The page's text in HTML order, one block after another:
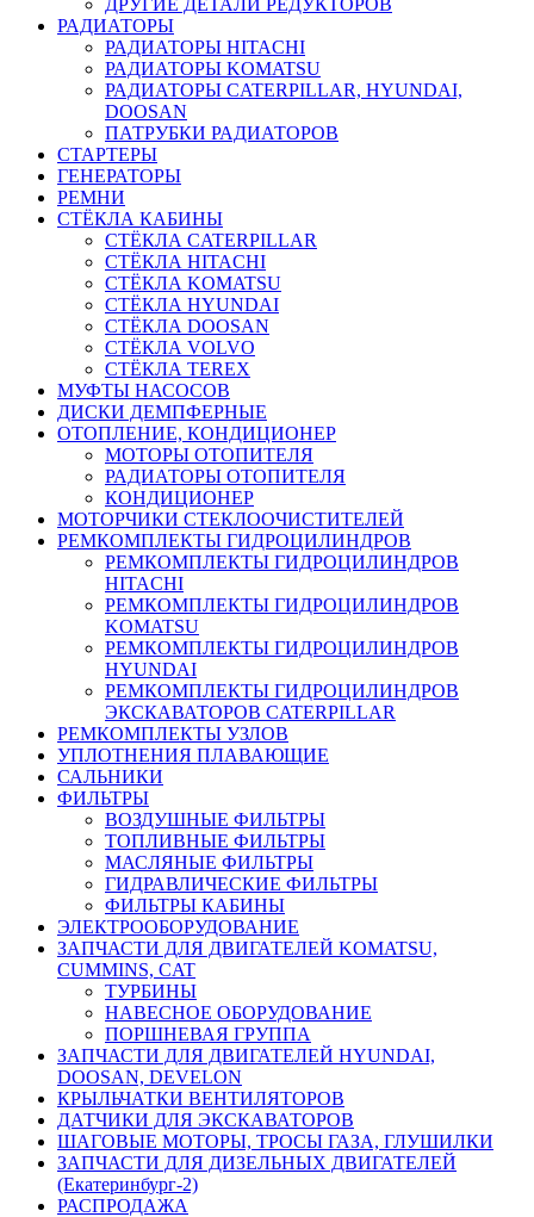
РАДИАТОРЫ
РАДИАТОРЫ HITACHI
РАДИАТОРЫ KOMATSU
РАДИАТОРЫ CATERPILLAR, HYUNDAI,
DOOSAN
ПАТРУБКИ РАДИАТОРОВ
СТАРТЕРЫ
ГЕНЕРАТОРЫ
РЕМНИ
СТЁКЛА КАБИНЫ
СТЁКЛА CATERPILLAR
СТЁКЛА HITACHI
СТЁКЛА KOMATSU
СТЁКЛА HYUNDAI
СТЁКЛА DOOSAN
СТЁКЛА VOLVO
СТЁКЛА TEREX
МУФТЫ НАСОСОВ
ДИСКИ ДЕМПФЕРНЫЕ
ОТОПЛЕНИЕ, КОНДИЦИОНЕР
МОТОРЫ ОТОПИТЕЛЯ
РАДИАТОРЫ ОТОПИТЕЛЯ
КОНДИЦИОНЕР
МОТОРЧИКИ СТЕКЛООЧИСТИТЕЛЕЙ
РЕМКОМПЛЕКТЫ ГИДРОЦИЛИНДРОВ
РЕМКОМПЛЕКТЫ ГИДРОЦИЛИНДРОВ
HITACHI
РЕМКОМПЛЕКТЫ ГИДРОЦИЛИНДРОВ
KOMATSU
РЕМКОМПЛЕКТЫ ГИДРОЦИЛИНДРОВ
HYUNDAI
РЕМКОМПЛЕКТЫ ГИДРОЦИЛИНДРОВ
ЭКСКАВАТОРОВ CATERPILLAR
РЕМКОМПЛЕКТЫ УЗЛОВ
УПЛОТНЕНИЯ ПЛАВАЮЩИЕ
САЛЬНИКИ
ФИЛЬТРЫ
ВОЗДУШНЫЕ ФИЛЬТРЫ
ТОПЛИВНЫЕ ФИЛЬТРЫ
МАСЛЯНЫЕ ФИЛЬТРЫ
ГИДРАВЛИЧЕСКИЕ ФИЛЬТРЫ
ФИЛЬТРЫ КАБИНЫ
ЭЛЕКТРООБОРУДОВАНИЕ
ЗАПЧАСТИ ДЛЯ ДВИГАТЕЛЕЙ KOMATSU,
CUMMINS, CAT
ТУРБИНЫ
НАВЕСНОЕ ОБОРУДОВАНИЕ
ПОРШНЕВАЯ ГРУППА
ЗАПЧАСТИ ДЛЯ ДВИГАТЕЛЕЙ HYUNDAI,
DOOSAN, DEVELON
КРЫЛЬЧАТКИ ВЕНТИЛЯТОРОВ
ДАТЧИКИ ДЛЯ ЭКСКАВАТОРОВ
ШАГОВЫЕ МОТОРЫ, ТРОСЫ ГАЗА, ГЛУШИЛКИ
ЗАПЧАСТИ ДЛЯ ДИЗЕЛЬНЫХ ДВИГАТЕЛЕЙ
(Екатеринбург-2)
РАСПРОДАЖА